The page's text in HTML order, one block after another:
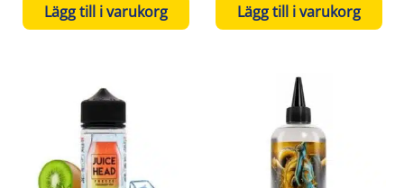
Lägg till i varukorg Lägg till i varukorg